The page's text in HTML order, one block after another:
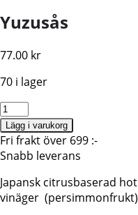
Yuzusås
77.00 kr
70 i lager
Japansk
yuzusås,
BAKASCO,
Bando
CO,
60ml
Lägg i varukorg
Fri frakt över 699 :-
Snabb leverans
Japansk citrusbaserad
vinäger (persimmonfrukt)